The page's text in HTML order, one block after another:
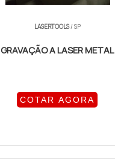
LASERTOOLS/ SP
GRAVAÇÃO A LASER METAL
COTAR AGORA